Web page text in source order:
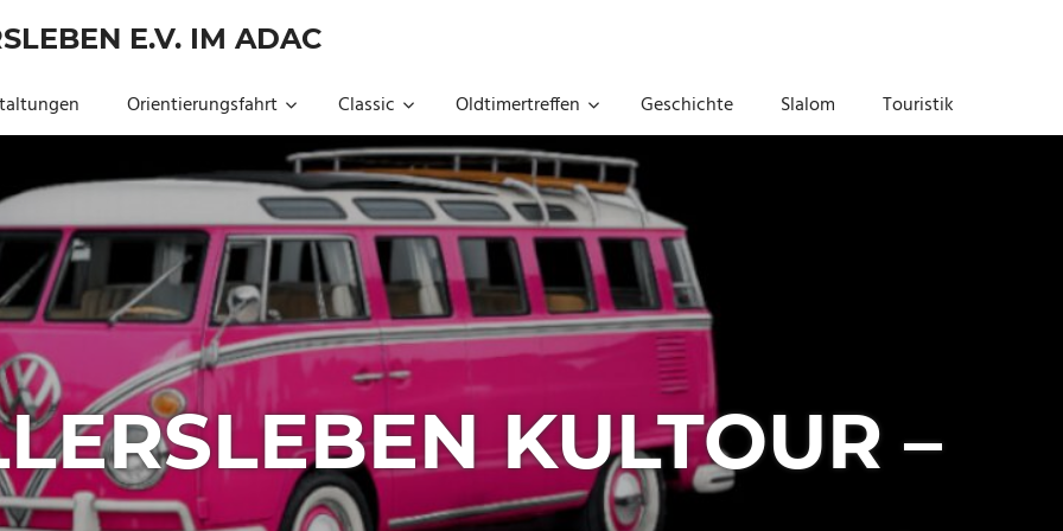
E.V. IM ADAC
Orientierungsfahrt Classic Oldtimertreffen Geschichte Slalom Touristik
KULTOUR –